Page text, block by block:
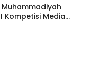
Kompetisi Media
Internasional